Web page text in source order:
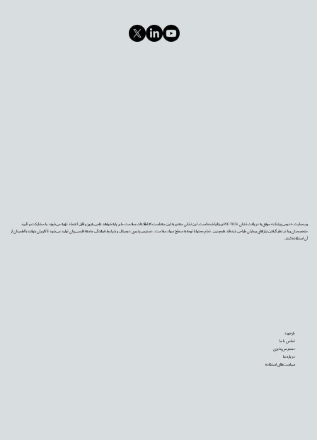
وب‌سایت «دیجی‌پزشک» موفق به دریافت نشان PIF TICK بریتانیا شده است. این نشان معتبر به این معناست که اطلاعات سلامت ما بر پایه شواهد علمی به‌روز و قابل اعتماد تهیه می‌شوند، با مشارکت و تأیید
متخصصان و با در نظر گرفتن نیازهای بیماران طراحی شده‌اند. همچنین، تمام محتوا با توجه به سطح سواد سلامت، دسترس‌پذیری دیجیتال و شرایط فرهنگی جامعه فارسی‌زبان تولید می‌شود تا کاربران بتوانند با اطمینان از
آن استفاده کنند.
بازخورد
تماس با ما
دسترس‌پذیری
درباره ما
سیاست‌های استفاده